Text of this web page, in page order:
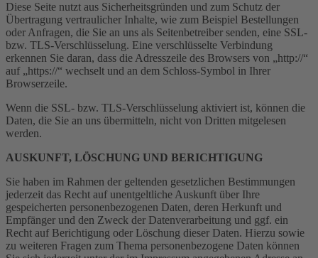
Diese Seite nutzt aus Sicherheitsgründen und zum Schutz der
Übertragung vertraulicher Inhalte, wie zum Beispiel Bestellungen
oder Anfragen, die Sie an uns als Seitenbetreiber senden, eine SSL-
bzw. TLS-Verschlüsselung. Eine verschlüsselte Verbindung
erkennen Sie daran, dass die Adresszeile des Browsers von „http://“
auf „https://“ wechselt und an dem Schloss-Symbol in Ihrer
Browserzeile.
Wenn die SSL- bzw. TLS-Verschlüsselung aktiviert ist, können die
Daten, die Sie an uns übermitteln, nicht von Dritten mitgelesen
werden.
AUSKUNFT, LÖSCHUNG UND BERICHTIGUNG
Sie haben im Rahmen der geltenden gesetzlichen Bestimmungen
jederzeit das Recht auf unentgeltliche Auskunft über Ihre
gespeicherten personenbezogenen Daten, deren Herkunft und
Empfänger und den Zweck der Datenverarbeitung und ggf. ein
Recht auf Berichtigung oder Löschung dieser Daten. Hierzu sowie
zu weiteren Fragen zum Thema personenbezogene Daten können